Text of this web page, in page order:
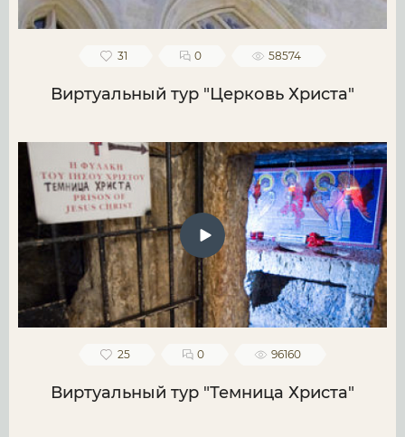
31 0 58574
Виртуальный тур "Церковь Христа"
25 0 96160
Виртуальный тур "Темница Христа"